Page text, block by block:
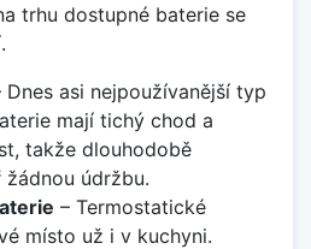
trhu dostupné baterie se
Dnes asi nejpoužívanější typ
mají tichý chod a
takže dlouhodobě
údržbu.
– Termostatické
místo už i v kuchyni.